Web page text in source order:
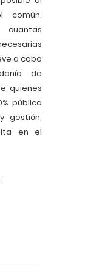
común.
cuantas
a cabo
de
quienes
pública
gestión,
en el